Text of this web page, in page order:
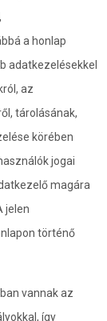
a honlap
adatkezelésekkel
az
tárolásának,
körében
jogai
magára
jelen
történő
vannak az
így